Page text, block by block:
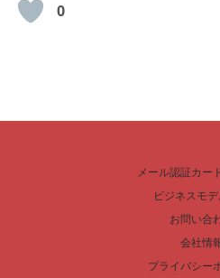
0
メール認証カー
ビジネスモ
お問い合
会社情
プライバシー